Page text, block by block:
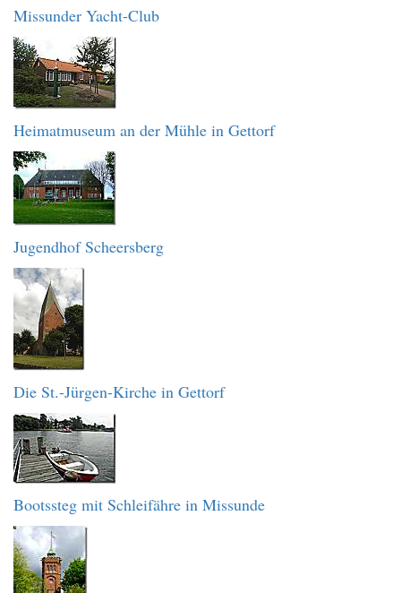
Missunder Yacht-Club
Heimatmuseum an der Mühle in Gettorf
Jugendhof Scheersberg
Die St.-Jürgen-Kirche in Gettorf
Bootssteg mit Schleifähre in Missunde